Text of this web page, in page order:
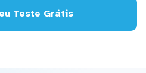
Teste Grátis